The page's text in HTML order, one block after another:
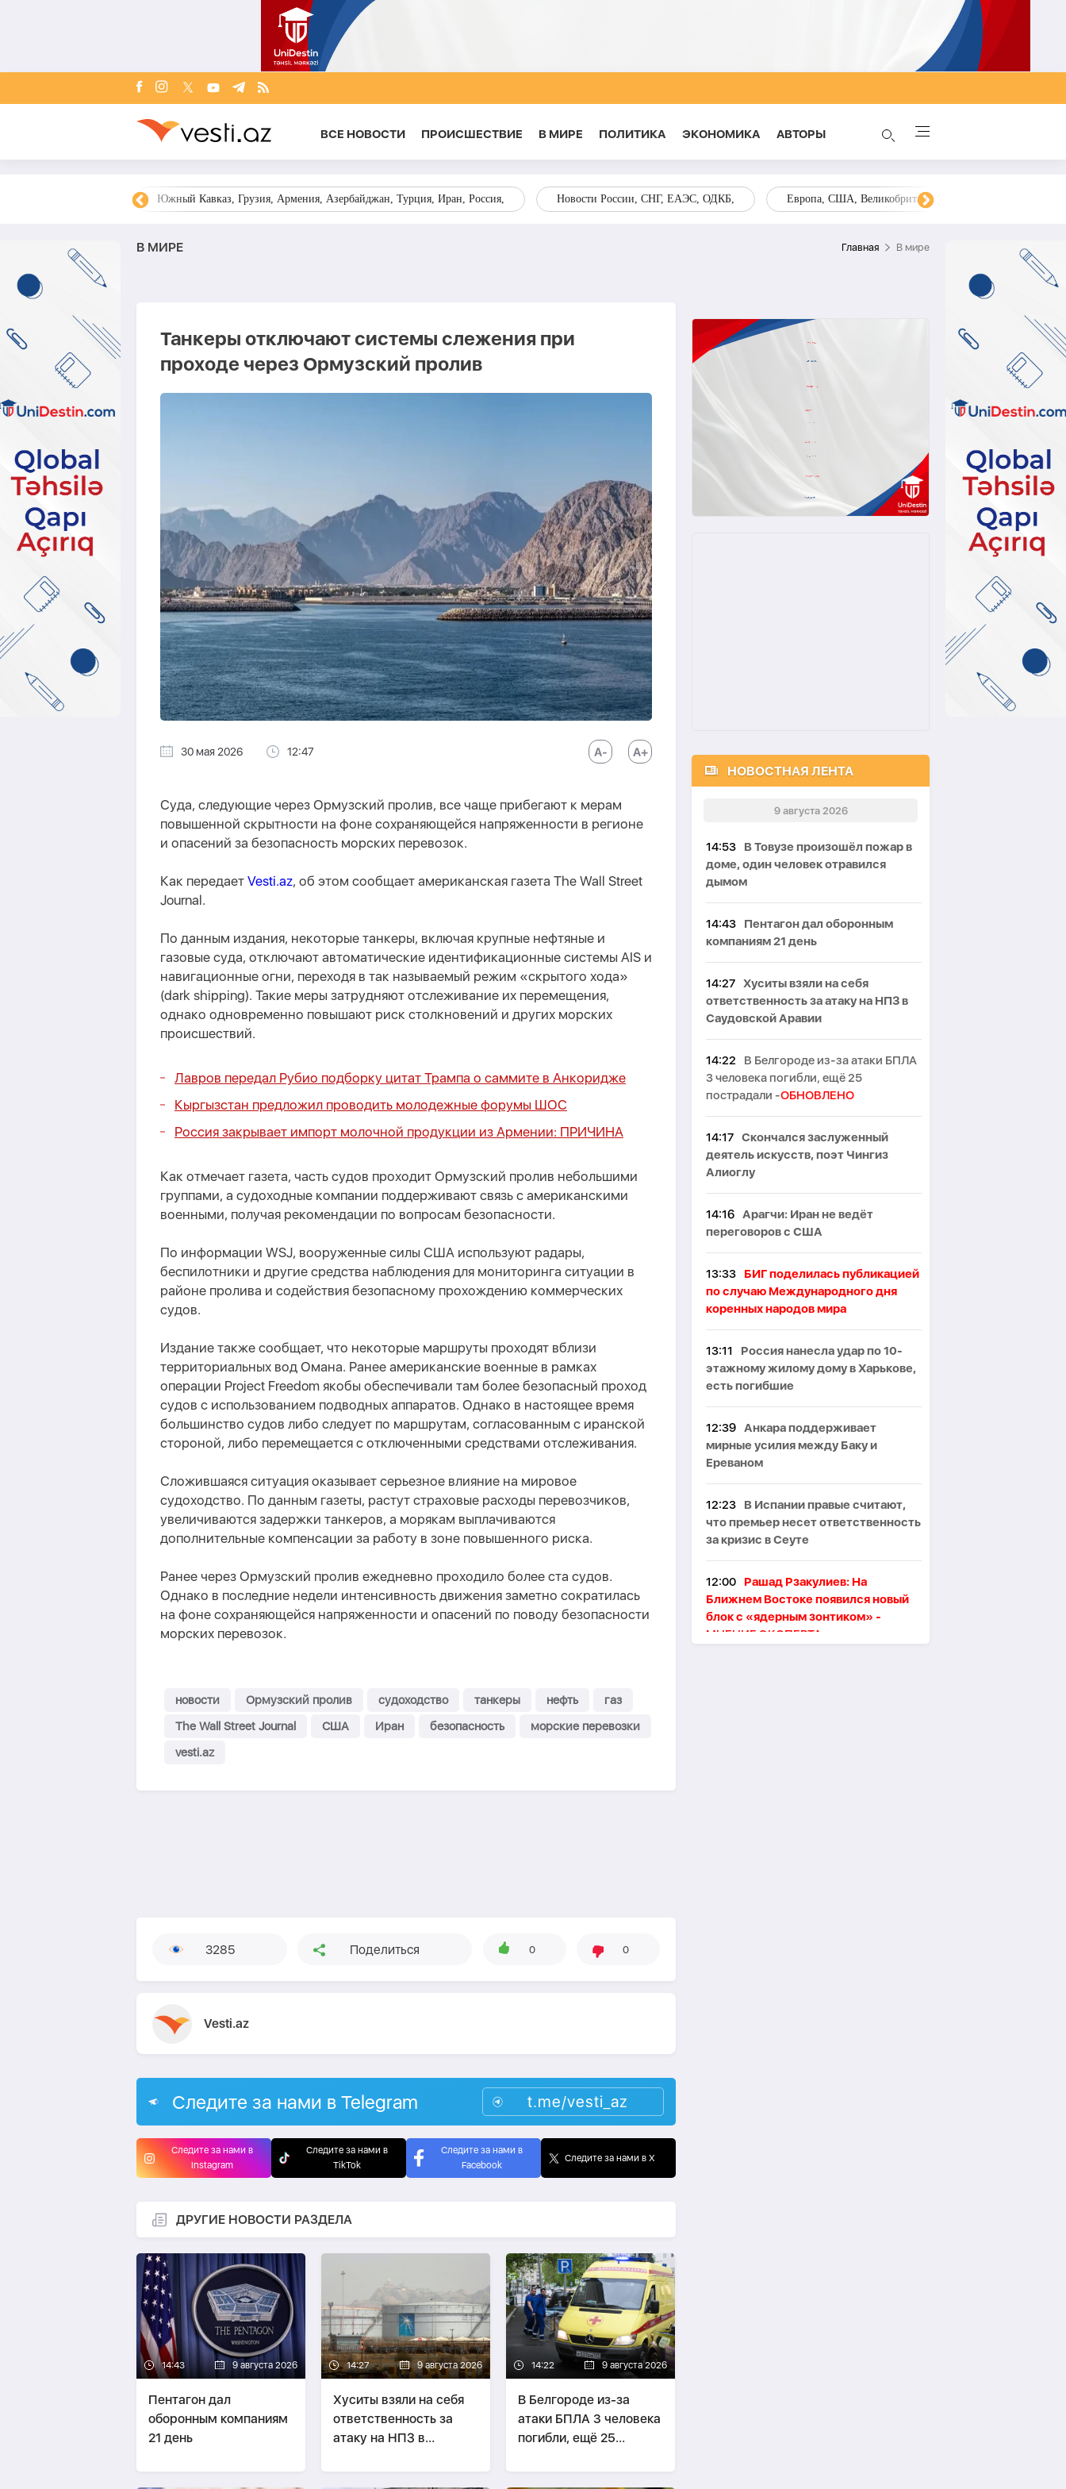
ВСЕ НОВОСТИ ПРОИСШЕСТВИЕ В МИРЕ ПОЛИТИКА ЭКОНОМИКА AВТОРЫ
Южный Кавказ, Грузия, Армения, Азербайджан, Турция, Иран, Россия, Новости России, СНГ, ЕАЭС, ОДКБ, Европа, США, Великобритания, Украина, Запад,
В МИРЕ Главная В мире
Танкеры отключают системы слежения при
проходе через Ормузский пролив
30 мая 2026 12:47
Суда, следующие через Ормузский пролив, все чаще прибегают к мерам
повышенной скрытности на фоне сохраняющейся напряженности в регионе
и опасений за безопасность морских перевозок.
Как передает Vesti.az, об этом сообщает американская газета The Wall Street
Journal.
По данным издания, некоторые танкеры, включая крупные нефтяные и
газовые суда, отключают автоматические идентификационные системы AIS и
навигационные огни, переходя в так называемый режим «скрытого хода»
(dark shipping). Такие меры затрудняют отслеживание их перемещения,
однако одновременно повышают риск столкновений и других морских
происшествий.
Лавров передал Рубио подборку цитат Трампа о саммите в Анкоридже
Кыргызстан предложил проводить молодежные форумы ШОС
Россия закрывает импорт молочной продукции из Армении: ПРИЧИНА
Как отмечает газета, часть судов проходит Ормузский пролив небольшими
группами, а судоходные компании поддерживают связь с американскими
военными, получая рекомендации по вопросам безопасности.
По информации WSJ, вооруженные силы США используют радары,
беспилотники и другие средства наблюдения для мониторинга ситуации в
районе пролива и содействия безопасному прохождению коммерческих
судов.
Издание также сообщает, что некоторые маршруты проходят вблизи
территориальных вод Омана. Ранее американские военные в рамках
операции Project Freedom якобы обеспечивали там более безопасный проход
судов с использованием подводных аппаратов. Однако в настоящее время
большинство судов либо следует по маршрутам, согласованным с иранской
стороной, либо перемещается с отключенными средствами отслеживания.
Сложившаяся ситуация оказывает серьезное влияние на мировое
судоходство. По данным газеты, растут страховые расходы перевозчиков,
увеличиваются задержки танкеров, а морякам выплачиваются
дополнительные компенсации за работу в зоне повышенного риска.
Ранее через Ормузский пролив ежедневно проходило более ста судов.
Однако в последние недели интенсивность движения заметно сократилась
на фоне сохраняющейся напряженности и опасений по поводу безопасности
морских перевозок.
новости Ормузский пролив судоходство танкеры нефть
газ
The Wall Street Journal
США Иран безопасность
морские перевозки
vesti.az
3285 Поделиться 0 0
Vesti.az
Следите за нами в Telegram t.me/vesti_az
Следите за нами в
Instagram
Следите за нами в
TikTok
Следите за нами в
Facebook
Следите за нами в X
ДРУГИЕ НОВОСТИ РАЗДЕЛА
14:43 9 августа 2026
Пентагон дал
оборонным компаниям
21 день
14:27 9 августа 2026
Хуситы взяли на себя
ответственность за
атаку на НПЗ в
14:22 9 августа 2026
В Белгороде из-за
атаки БПЛА 3 человека
погибли, ещё 25
-ОБНОВЛЕНО
НОВОСТНАЯ ЛЕНТА
9 августа 2026
14:53
В Товузе произошёл пожар в
доме, один человек отравился
дымом
14:43
Пентагон дал оборонным
компаниям 21 день
14:27 Хуситы взяли на себя
ответственность за атаку на НПЗ в
Саудовской Аравии
14:22
В Белгороде из-за атаки БПЛА
3 человека погибли, ещё 25
пострадали -ОБНОВЛЕНО
14:17 Скончался заслуженный
деятель искусств, поэт Чингиз
Алиоглу
14:16 Арагчи: Иран не ведёт
переговоров с США
13:33
БИГ поделилась публикацией
по случаю Международного дня
коренных народов мира
13:11
Россия нанесла удар по 10-
этажному жилому дому в Харькове,
есть погибшие
12:39 Анкара поддерживает
мирные усилия между Баку и
Ереваном
12:23
В Испании правые считают,
что премьер несет ответственность
за кризис в Сеуте
12:00
Рашад Рзакулиев: На
Ближнем Востоке появился новый
блок с «ядерным зонтиком» -
МНЕНИЕ ЭКСПЕРТА